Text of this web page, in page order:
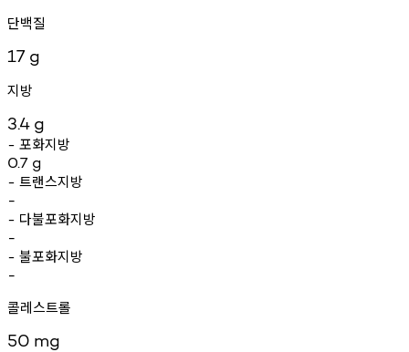
단백질
17 g
지방
3.4 g
- 포화지방
0.7 g
- 트랜스지방
-
- 다불포화지방
-
- 불포화지방
-
콜레스트롤
50 mg